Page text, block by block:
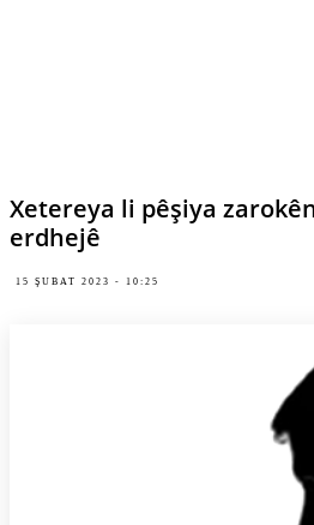
Xetereya li pêşiya
erdhejê
15 ŞUBAT 2023 - 10:25